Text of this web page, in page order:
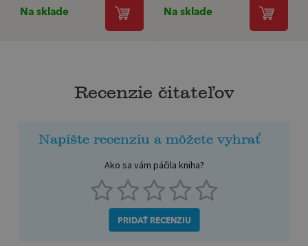
Na sklade Na sklade
Recenzie čitateľov
Napíšte recenziu a môžete vyhrať
Ako sa vám páčila kniha?
PRIDAŤ RECENZIU